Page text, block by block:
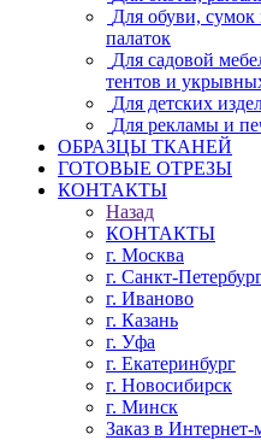
Для обуви, сумок
палаток
Для садовой
тентов и
Для детских
Для рекламы и
ОБРАЗЦЫ ТКАНЕЙ
ГОТОВЫЕ ОТРЕЗЫ
КОНТАКТЫ
Назад
КОНТАКТЫ
г. Москва
г. Санкт-
г. Иваново
г. Казань
г. Уфа
г. Екатеринбург
г. Новосибирск
г. Минск
Заказ в Интернет-